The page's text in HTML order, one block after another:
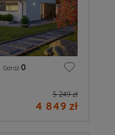
Garaż 0
5 249 zł
4 849 zł